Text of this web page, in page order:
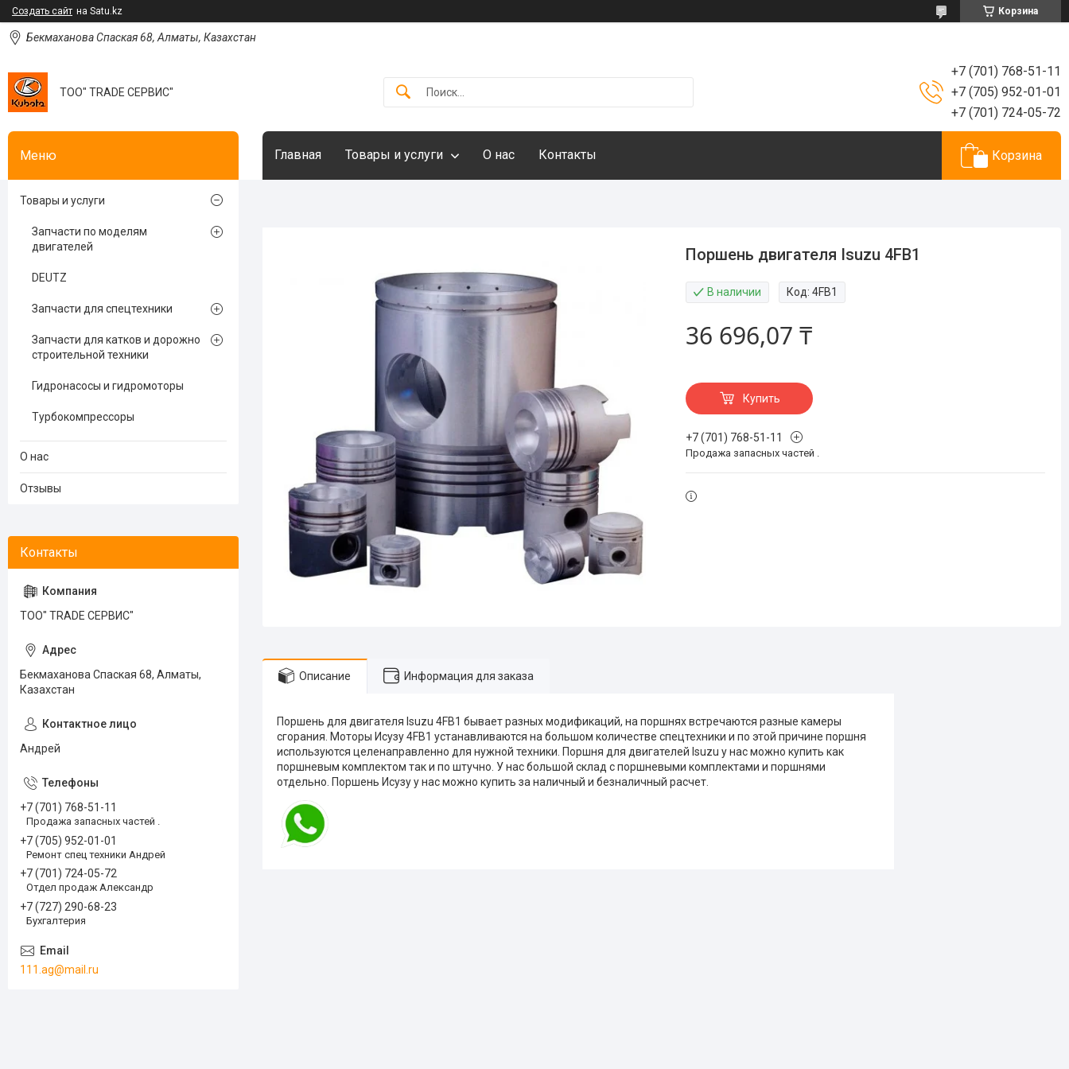
Создать сайт на Satu.kz Корзина
Бекмаханова Спаская 68, Алматы, Казахстан
ТОО" TRADE СЕРВИС"
+7 (701) 768-51-11
+7 (705) 952-01-01
+7 (701) 724-05-72
Главная Товары и услуги О нас Контакты Корзина
Поршень двигателя Isuzu 4FB1
В наличии Код:4FB1
36 696,07 ₸
Купить
+7 (701) 768-51-11
Продажа запасных частей .
Описание Информация для заказа
Поршень для двигателя Isuzu 4FB1 бывает разных модификаций, на поршнях встречаются разные камеры
сгорания. Моторы Исузу 4FB1 устанавливаются на большом количестве спецтехники и по этой причине поршня
используются целенаправленно для нужной техники. Поршня для двигателей Isuzu у нас можно купить как
поршневым комплектом так и по штучно. У нас большой склад с поршневыми комплектами и поршнями
отдельно. Поршень Исузу у нас можно купить за наличный и безналичный расчет.
Товары и услуги
Запчасти по моделям
двигателей
DEUTZ
Запчасти для спецтехники
Запчасти для катков и дорожно
строительной техники
Гидронасосы и гидромоторы
Турбокомпрессоры
О нас
Отзывы
ТОО" TRADE СЕРВИС"
Бекмаханова Спаская 68, Алматы,
Казахстан
Андрей
+7 (701) 768-51-11
Продажа запасных частей .
+7 (705) 952-01-01
Ремонт спец техники Андрей
+7 (701) 724-05-72
Отдел продаж Александр
+7 (727) 290-68-23
Бухгалтерия
111.ag@mail.ru